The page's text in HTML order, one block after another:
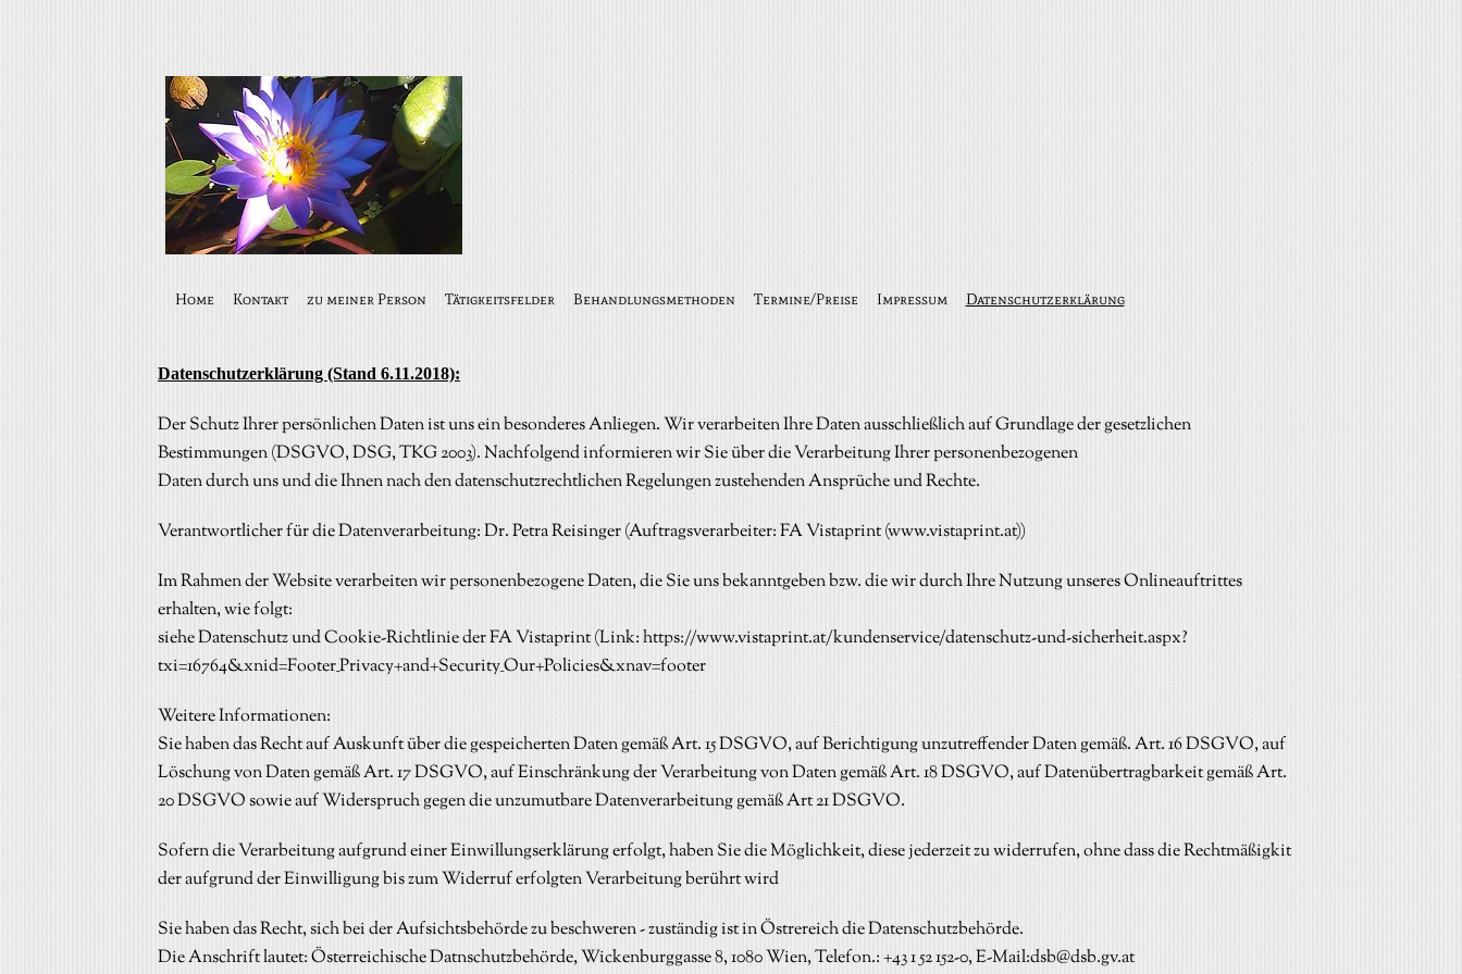
Home Kontakt zu meiner Person Tätigkeitsfelder Behandlungsmethoden Termine/Preise Impressum Datenschutzerklärung
Datenschutzerklärung (Stand 6.11.2018):
Der Schutz Ihrer persönlichen Daten ist uns ein besonderes Anliegen. Wir verarbeiten Ihre Daten ausschließlich auf Grundlage der gesetzlichen
Bestimmungen (DSGVO, DSG, TKG 2003). Nachfolgend informieren wir Sie über die Verarbeitung Ihrer personenbezogenen
Daten durch uns und die Ihnen nach den datenschutzrechtlichen Regelungen zustehenden Ansprüche und Rechte.
Verantwortlicher für die Datenverarbeitung: Dr. Petra Reisinger (Auftragsverarbeiter: FA Vistaprint (www.vistaprint.at))
Im Rahmen der Website verarbeiten wir personenbezogene Daten, die Sie uns bekanntgeben bzw. die wir durch Ihre Nutzung unseres Onlineauftrittes
erhalten, wie folgt:
siehe Datenschutz und Cookie-Richtlinie der FA Vistaprint (Link:https://www.vistaprint.at/kundenservice/datenschutz-und-sicherheit.aspx?
txi=16764&xnid=Footer_Privacy+and+Security_Our+Policies&xnav=footer
Weitere Informationen:
Sie haben das Recht auf Auskunft über die gespeicherten Daten gemäß Art. 15 DSGVO, auf Berichtigung unzutreffender Daten gemäß. Art. 16 DSGVO, auf
Löschung von Daten gemäß Art. 17 DSGVO, auf Einschränkung der Verarbeitung von Daten gemäß Art. 18 DSGVO, auf Datenübertragbarkeit gemäß Art.
20 DSGVO sowie auf Widerspruch gegen die unzumutbare Datenverarbeitung gemäß Art 21 DSGVO.
Sofern die Verarbeitung aufgrund einer Einwillungserklärung erfolgt, haben Sie die Möglichkeit, diese jederzeit zu widerrufen, ohne dass die Rechtmäßigkit
der aufgrund der Einwilligung bis zum Widerruf erfolgten Verarbeitung berührt wird
Sie haben das Recht, sich bei der Aufsichtsbehörde zu beschweren - zuständig ist in Östrereich die Datenschutzbehörde.
Die Anschrift lautet: Österreichische Datnschutzbehörde, Wickenburggasse 8, 1080 Wien, Telefon.: +43 1 52 152-0, E-Mail:dsb@dsb.gv.at